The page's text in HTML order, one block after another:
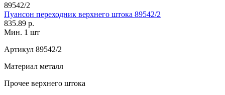
89542/2
Пуансон переходник верхнего штока 89542/2
835.89 р.
Мин. 1 шт
Артикул 89542/2
Материал металл
Прочее верхнего штока